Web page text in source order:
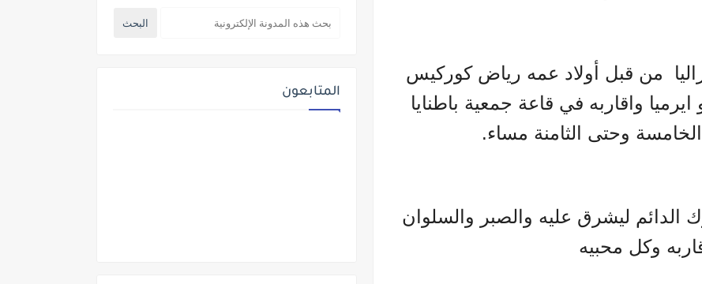
من قبل أولاد عمه رياض كوركيس
واقاربه في قاعة جمعية باطنايا
الخامسة وحتى الثامنة مساء.
الدائم ليشرق عليه والصبر والسلوان
وكل محبيه
المتابعون